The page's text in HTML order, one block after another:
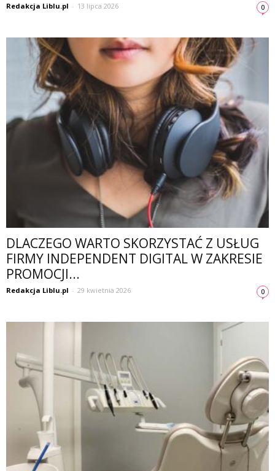
Redakcja Liblu.pl - 13 lipca 2026 0
DLACZEGO WARTO SKORZYSTAĆ Z USŁUG
FIRMY INDEPENDENT DIGITAL W ZAKRESIE
PROMOCJI...
Redakcja Liblu.pl - 29 kwietnia 2026 0